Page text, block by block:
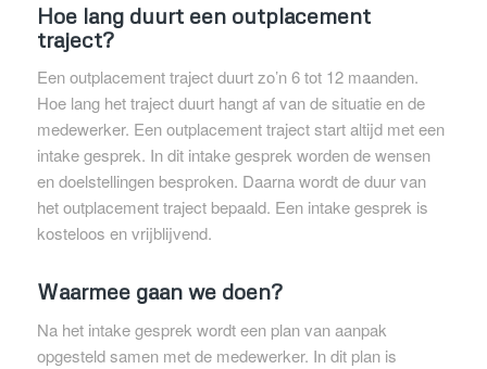
Hoe lang duurt een outplacement
traject?
Een outplacement traject duurt zo’n 6 tot 12 maanden.
Hoe lang het traject duurt hangt af van de situatie en de
medewerker. Een outplacement traject start altijd met een
intake gesprek. In dit intake gesprek worden de wensen
en doelstellingen besproken. Daarna wordt de duur van
het outplacement traject bepaald. Een intake gesprek is
kosteloos en vrijblijvend.
Waarmee gaan we doen?
Na het intake gesprek wordt een plan van aanpak
opgesteld samen met de medewerker. In dit plan is